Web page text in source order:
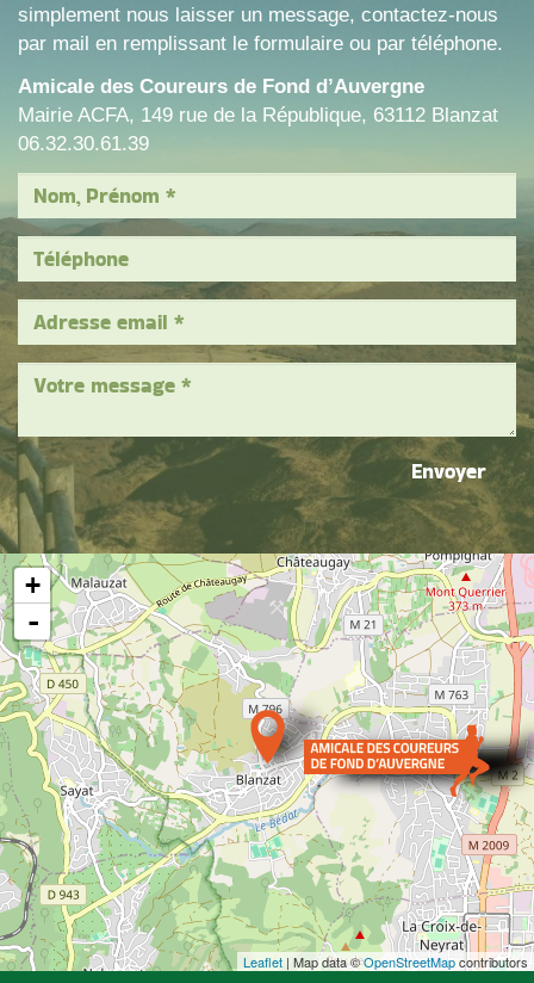
simplement nous laisser un message, contactez-nous
par mail en remplissant le formulaire ou par téléphone.
Amicale des Coureurs de Fond d’Auvergne
Mairie ACFA, 149 rue de la République, 63112 Blanzat
06.32.30.61.39
Envoyer
+
-
Leaflet | Map data ©OpenStreetMapcontributors